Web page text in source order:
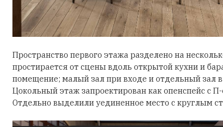
Пространство первого этажа разделено на
простирается от сцены вдоль открытой кухни и
помещение; малый зал при входе и отдельный зал
Цокольный этаж запроектирован как опенспейс с
Отдельно выделили уединенное место с круглым